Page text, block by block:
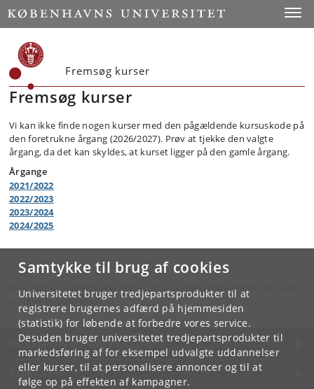
Samtykke til brug af cookies
Universitetet bruger tredjepartsprodukter til at
registrere brugernes adfærd på hjemmesiden
(statistik) for løbende at forbedre vores service.
Desuden bruger universitetet tredjepartsprodukter til
markedsføring af for eksempel udvalgte uddannelser
eller kurser, til at personalisere annoncer og til at
følge op på effekten af kampagner.
Fremsøg kurser
Fremsøg kurser
Vi kan ikke finde nogen kurser med den pågældende kursuskode på
den foretrukne årgang (2026/2027). Prøv at tjekke den valgte
årgang, da det kan skyldes, at kurset ligger på den gamle årgang.
Årgange
2021/2022
2022/2023
2023/2024
2024/2025
Hvis du har spørgsmål til kurset, skal du henvende dig til din lokale
studieadministration.
KØBENHAVNS UNIVERSITET
KONTAKT